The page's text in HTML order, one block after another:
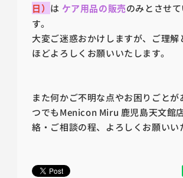
日） は ケア用品の販売のみとさせ
す。
大変ご迷惑おかけしますが、ご理解
ほどよろしくお願いいたします。
また何かご不明な点やお困りごとが
つでもMenicon Miru 鹿児島天文館
絡・ご相談の程、よろしくお願いい